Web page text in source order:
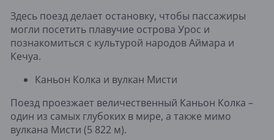
Здесь поезд делает остановку, чтобы пассажиры
могли посетить плавучие острова Урос и
познакомиться с культурой народов Аймара и
Кечуа.
Каньон Колка и вулкан Мисти
Поезд проезжает величественный Каньон Колка –
один из самых глубоких в мире, а также мимо
вулкана Мисти (5 822 м).